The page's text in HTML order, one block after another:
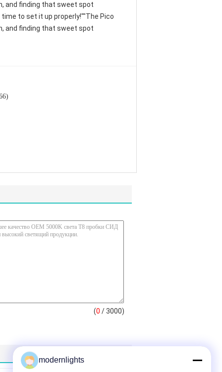
and finding that sweet spot
to set it up properly!""The Pico
and finding that sweet spot
(0 / 3000)
modernlights